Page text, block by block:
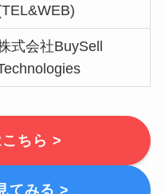
式会社BuySell
ちら >
てみる >